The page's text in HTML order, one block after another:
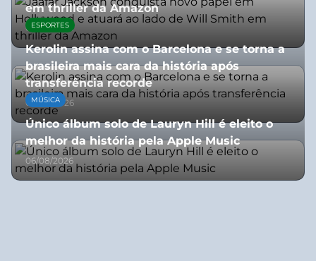
em thriller da Amazon
06/08/2026
ESPORTES
Kerolin assina com o Barcelona e se torna a
brasileira mais cara da história após
transferência recorde
04/08/2026
MÚSICA
Único álbum solo de Lauryn Hill é eleito o
melhor da história pela Apple Music
06/08/2026